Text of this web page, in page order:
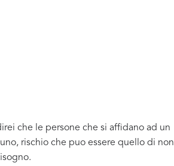
che le persone che si affidano ad un
rischio che puo essere quello di non